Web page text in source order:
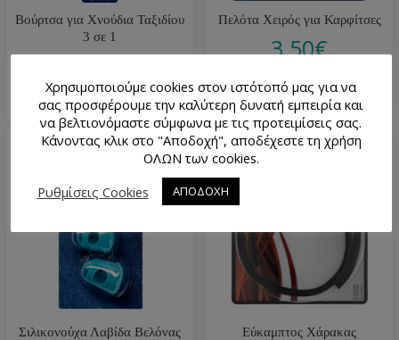
Βούρτσα για Χνούδια Ταξιδίου
3 σε 1
4.30€
Πελότα Χειρός για Καρφίτσες
3.50€
Σιλικονούχα Λαβίδα Βελόνας
Εύκαμπτος Χάρακας
Χρησιμοποιούμε cookies στον ιστότοπό μας για να
σας προσφέρουμε την καλύτερη δυνατή εμπειρία και
να βελτιονόμαστε σύμφωνα με τις προτειμίσεις σας.
Κάνοντας κλικ στο "Αποδοχή", αποδέχεστε τη χρήση
ΟΛΩΝ των cookies.
Ρυθμίσεις Cookies
ΑΠΟΔΟΧΗ